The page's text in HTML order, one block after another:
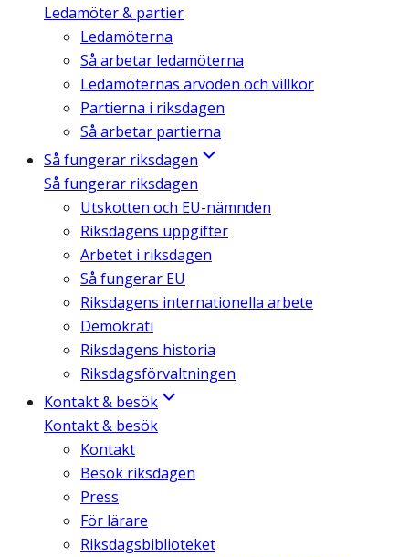
Ledamöter & partier
Ledamöterna
Så arbetar ledamöterna
Ledamöternas arvoden och villkor
Partierna i riksdagen
Så arbetar partierna
Så fungerar riksdagen
Så fungerar riksdagen
Utskotten och EU-nämnden
Riksdagens uppgifter
Arbetet i riksdagen
Så fungerar EU
Riksdagens internationella arbete
Demokrati
Riksdagens historia
Riksdagsförvaltningen
Kontakt & besök
Kontakt & besök
Kontakt
Besök riksdagen
Press
För lärare
Riksdagsbiblioteket